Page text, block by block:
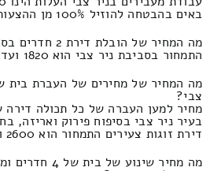
באים בהבטחה להוזיל 100% מן ההצעות
מה המחיר של הובלת דירת 2 חדרים בסביבת ניר צבי?
התמחור בסביבת ניר צבי הוא 1820 ועד 2050 שקלים חדשים.
מה המחיר של מחירים של העברת בית
צבי?
מחיר למען העברה של כל תכולה
בעיר ניר צבי בסיפוח פירוק ואריזה,
דירת זוגות צעירים התמחור הוא 2600 ולכל היותר 1450 ש"ח.